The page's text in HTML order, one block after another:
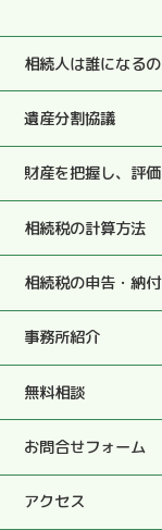
2025.05.27
初っ端と最後に
2025.05.27
実際のお手続き
にご対応頂き、
2025.05.27
私の突然の訪問
ます。
今後ともよろし
相続人は誰になる
遺産分割協議
財産を把握し、評
相続税の計算方法
相続税の申告・納付
事務所紹介
無料相談
お問合せフォーム
アクセス